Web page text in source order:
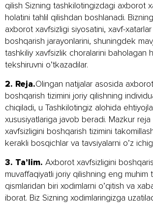
qilish Sizning tashkilotingizdagi axborot
holatini tahlil qilishdan boshlanadi.
axborot xavfsizligi siyosatini, xavf-
boshqarish jarayonlarini, shuningdek
tashkiliy xavfsizlik choralarini baholagan
tekshiruvni o’tkazadilar.
2. Reja.Olingan natijalar asosida
boshqarish tizimini joriy qilishning
chiqiladi, u Tashkilotingiz alohida
xususiyatlariga javob beradi. Mazkur
xavfsizligini boshqarish tizimini
kerakli bosqichlar va tavsiyalarni o’z
3. Ta’lim. Axborot xavfsizligini
muvaffaqiyatli joriy qilishning eng muhim
qismlaridan biri xodimlarni o’qitish va
iborat. Biz Sizning xodimlaringizga